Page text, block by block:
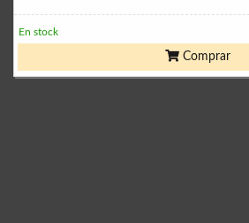
En stock
Comprar